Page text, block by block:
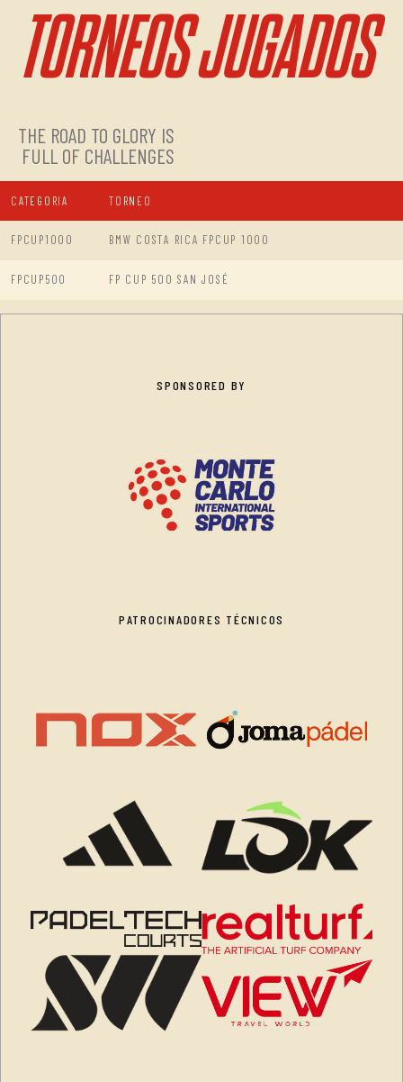
TORNEOS JUGADOS
THE ROAD TO GLORY IS
FULL OF CHALLENGES
CATEGORIA TORNEO
FPCUP1000 BMW COSTA RICA FPCUP 1000
FPCUP500 FP CUP 500 SAN JOSÉ
SPONSORED BY
PATROCINADORES TÉCNICOS